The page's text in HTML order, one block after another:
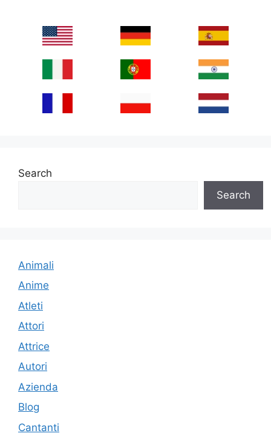
Search
Search
Animali
Anime
Atleti
Attori
Attrice
Autori
Azienda
Blog
Cantanti